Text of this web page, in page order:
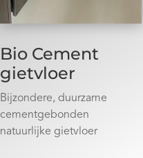
Bio Cement
gietvloer
Bijzondere, duurzame
cementgebonden
natuurlijke gietvloer